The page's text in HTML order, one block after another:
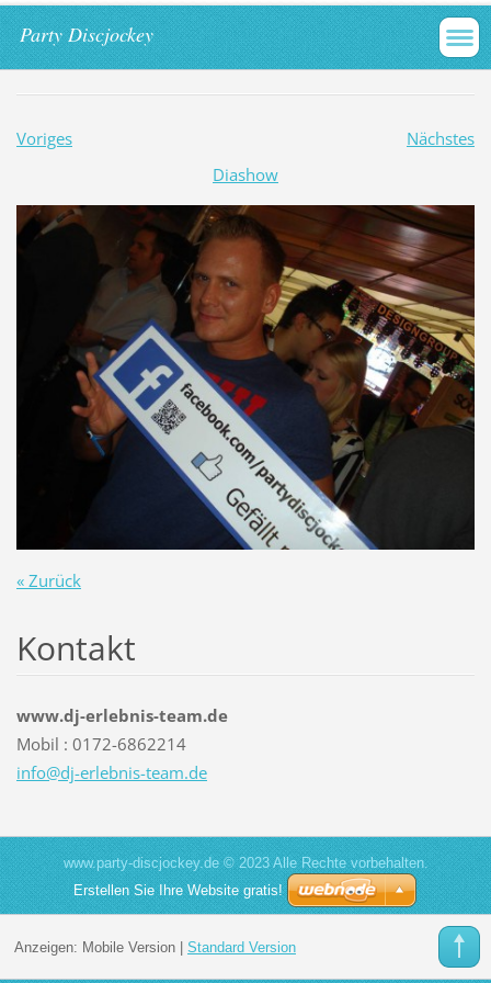
Party Discjockey
Voriges
Nächstes
Diashow
« Zurück
Kontakt
www.dj-erlebnis-team.de
Mobil : 0172-6862214
info@dj-erlebnis-team.de
www.party-discjockey.de © 2023 Alle Rechte vorbehalten.
Erstellen Sie Ihre Website gratis!
Anzeigen: Mobile Version| Standard Version